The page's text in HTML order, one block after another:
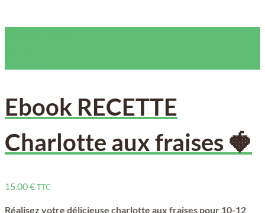
Ebook RECETTE
Charlotte aux fraises 🍓
15.00€TTC
Réalisez votre délicieuse charlotte aux fraises pour 10-12